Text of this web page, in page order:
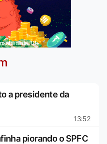
18+
a presidente da
13:52
piorando o SPFC